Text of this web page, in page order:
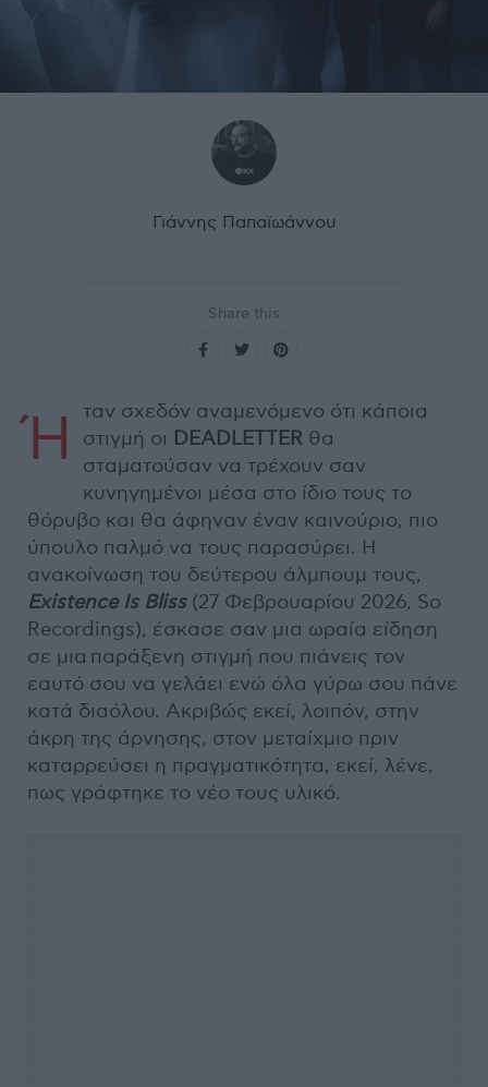
Γιάννης Παπαϊωάννου
Share this
Ή
ταν σχεδόν αναμενόμενο ότι κάποια
στιγμή οι DEADLETTER θα
σταματούσαν να τρέχουν σαν
κυνηγημένοι μέσα στο ίδιο τους το
θόρυβο και θα άφηναν έναν καινούριο, πιο
ύπουλο παλμό να τους παρασύρει. Η
ανακοίνωση του δεύτερου άλμπουμ τους,
Existence Is Bliss (27 Φεβρουαρίου 2026, So
Recordings), έσκασε σαν μια ωραία είδηση
σε μια παράξενη στιγμή που πιάνεις τον
εαυτό σου να γελάει ενώ όλα γύρω σου πάνε
κατά διαόλου. Ακριβώς εκεί, λοιπόν, στην
άκρη της άρνησης, στον μεταίχμιο πριν
καταρρεύσει η πραγματικότητα, εκεί, λένε,
πως γράφτηκε το νέο τους υλικό.